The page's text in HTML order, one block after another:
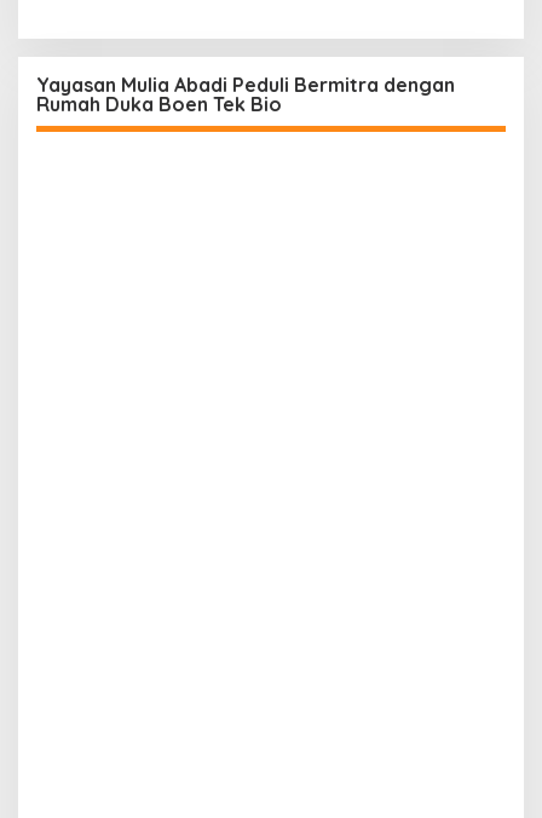
Yayasan Mulia Abadi Peduli Bermitra dengan
Rumah Duka Boen Tek Bio